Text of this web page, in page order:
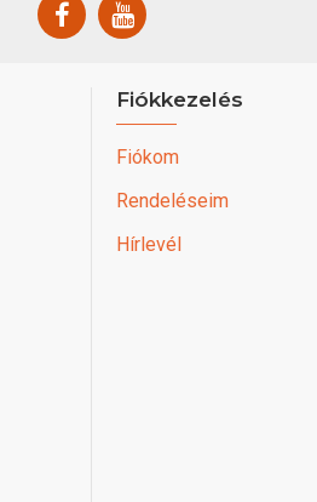
Fiókkezelés
Fiókom
Rendeléseim
Hírlevél